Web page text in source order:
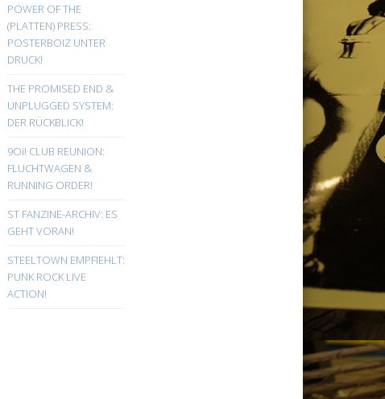
POWER OF THE
(PLATTEN) PRESS:
POSTERBOIZ UNTER
DRUCK!
THE PROMISED END &
UNPLUGGED SYSTEM:
DER RÜCKBLICK!
9Oi! CLUB REUNION:
FLUCHTWAGEN &
RUNNING ORDER!
ST FANZINE-ARCHIV: ES
GEHT VORAN!
STEELTOWN EMPFIEHLT:
PUNK ROCK LIVE
ACTION!